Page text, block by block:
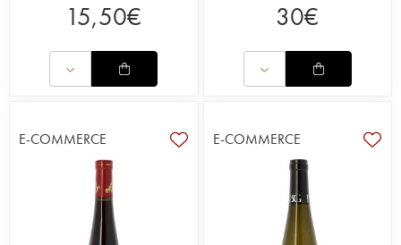
15,50€ 30€
E-COMMERCE E-COMMERCE